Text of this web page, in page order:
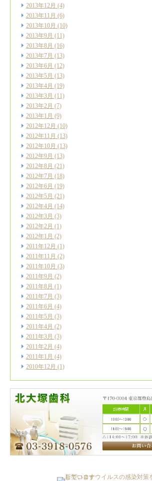
2013年12月 (4)
2013年11月 (6)
2013年10月 (10)
2013年9月 (11)
2013年8月 (16)
2013年7月 (13)
2013年6月 (12)
2013年5月 (13)
2013年4月 (19)
2013年3月 (11)
2013年2月 (7)
2013年1月 (9)
2012年12月 (10)
2012年11月 (13)
2012年10月 (13)
2012年9月 (13)
2012年8月 (21)
2012年7月 (18)
2012年6月 (19)
2012年5月 (21)
2012年4月 (14)
2012年3月 (3)
2012年2月 (1)
2012年1月 (2)
2011年12月 (1)
2011年11月 (2)
2011年10月 (3)
2011年9月 (2)
2011年8月 (1)
2011年7月 (3)
2011年6月 (4)
2011年5月 (3)
2011年4月 (2)
2011年3月 (3)
2011年2月 (4)
2011年1月 (4)
2010年12月 (1)